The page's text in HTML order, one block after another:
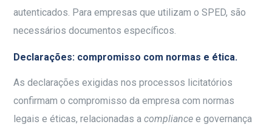
autenticados. Para empresas que utilizam o SPED, são
necessários documentos específicos.
Declarações: compromisso com normas e ética.
As declarações exigidas nos processos licitatórios
confirmam o compromisso da empresa com normas
legais e éticas, relacionadas acompliance e governança